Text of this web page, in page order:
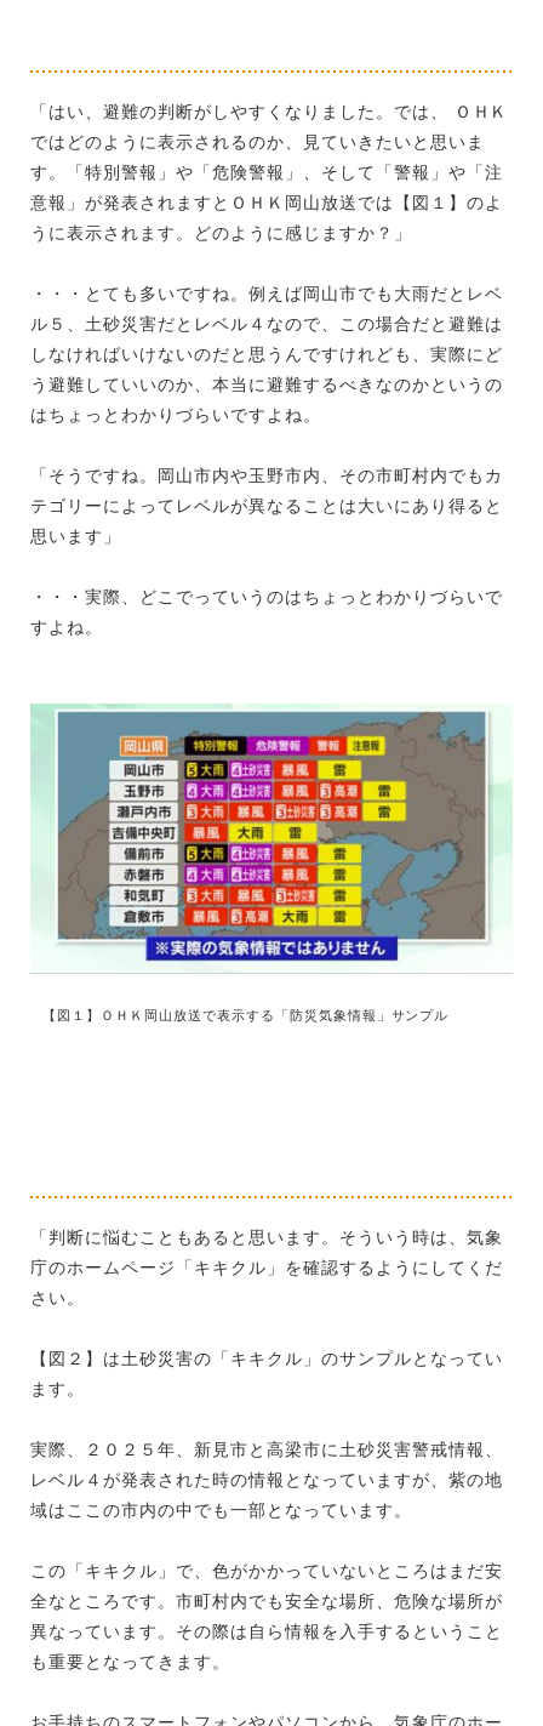
「はい、避難の判断がしやすくなりました。では、 ＯＨＫ
ではどのように表示されるのか、見ていきたいと思いま
す。「特別警報」や「危険警報」、そして「警報」や「注
意報」が発表されますとＯＨＫ岡山放送では【図１】のよ
うに表示されます。どのように感じますか？」
・・・とても多いですね。例えば岡山市でも大雨だとレベ
ル５、土砂災害だとレベル４なので、この場合だと避難は
しなければいけないのだと思うんですけれども、実際にど
う避難していいのか、本当に避難するべきなのかというの
はちょっとわかりづらいですよね。
「そうですね。岡山市内や玉野市内、その市町村内でもカ
テゴリーによってレベルが異なることは大いにあり得ると
思います」
・・・実際、どこでっていうのはちょっとわかりづらいで
すよね。
【図１】ＯＨＫ岡山放送で表示する「防災気象情報」サンプル
「判断に悩むこともあると思います。そういう時は、気象
庁のホームページ「キキクル」を確認するようにしてくだ
さい。
【図２】は土砂災害の「キキクル」のサンプルとなってい
ます。
実際、２０２５年、新見市と高梁市に土砂災害警戒情報、
レベル４が発表された時の情報となっていますが、紫の地
域はここの市内の中でも一部となっています。
この「キキクル」で、色がかかっていないところはまだ安
全なところです。市町村内でも安全な場所、危険な場所が
異なっています。その際は自ら情報を入手するということ
も重要となってきます。